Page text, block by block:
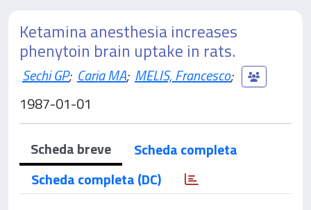
Ketamina anesthesia increases
phenytoin brain uptake in rats.
Sechi GP; Caria MA; MELIS, Francesco;
1987-01-01
Scheda breve
Scheda completa
Scheda completa (DC)